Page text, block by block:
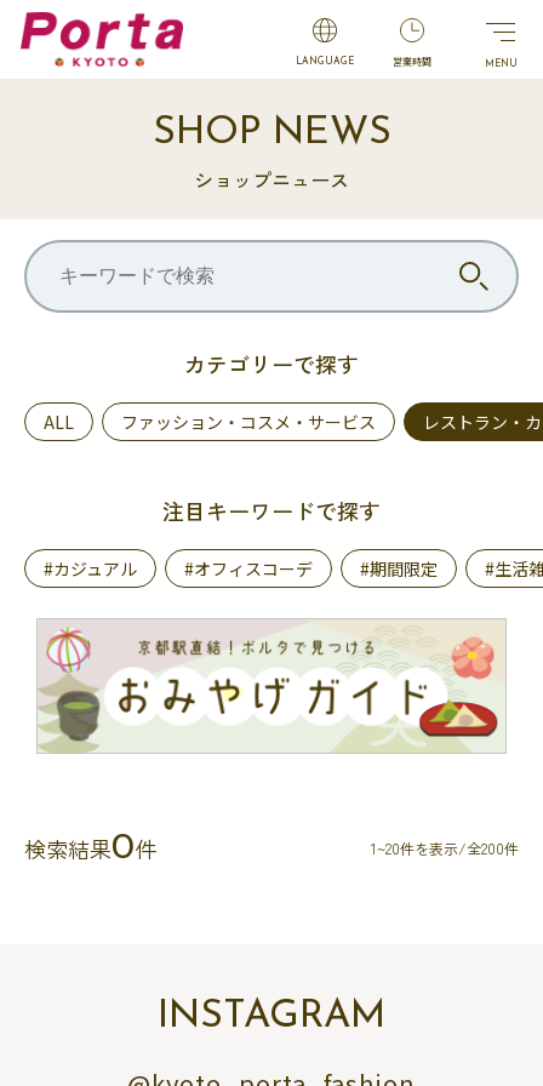
LANGUAGE 営業時間
SHOP NEWS
ショップニュース
カテゴリーで探す
ALL ファッション・コスメ・サービス レストラン・
注目キーワードで探す
#カジュアル #オフィスコーデ #期間限定 #生活
検索結果0件 1~20件を表示/全200件
INSTAGRAM